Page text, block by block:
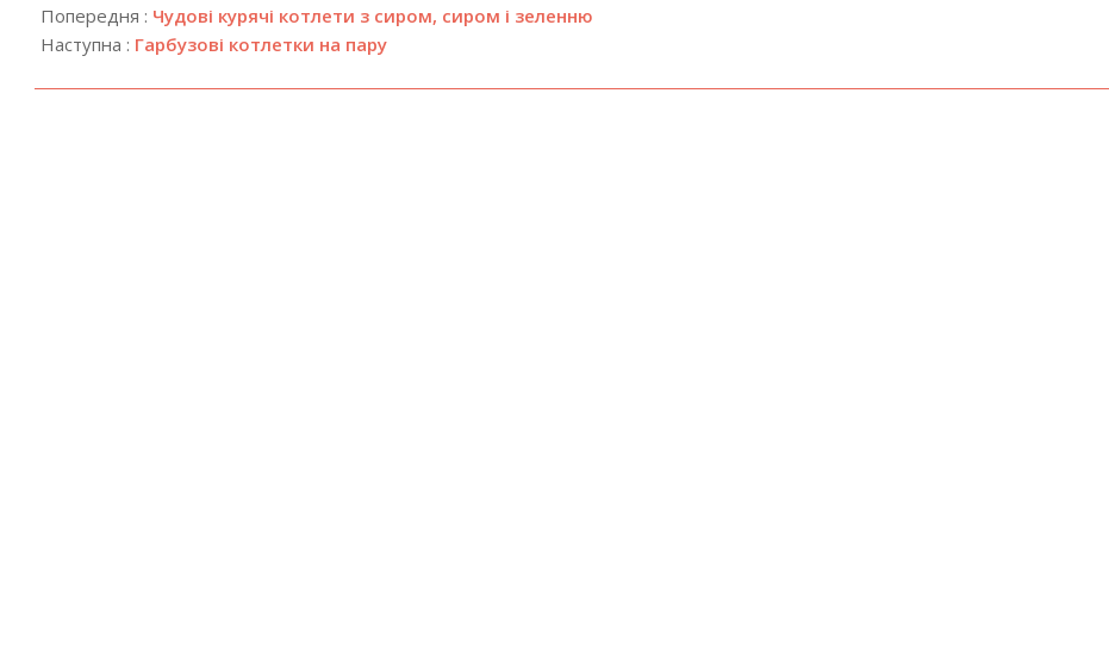
08-
02
Попередня : Чудові курячі котлети з сиром, сиром і зеленню
Наступна : Гарбузові котлетки на пару